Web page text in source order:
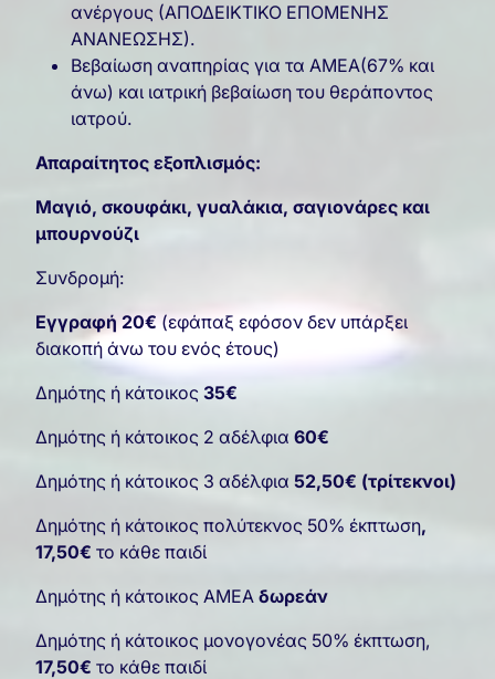
ανέργους (ΑΠΟΔΕΙΚΤΙΚΟ ΕΠΟΜΕΝΗΣ
ΑΝΑΝΕΩΣΗΣ).
Βεβαίωση αναπηρίας για τα ΑΜΕΑ(67% και
άνω) και ιατρική βεβαίωση του θεράποντος
ιατρού.
Απαραίτητος εξοπλισμός:
Μαγιό, σκουφάκι, γυαλάκια, σαγιονάρες και
μπουρνούζι
Συνδρομή:
Εγγραφή 20€ (εφάπαξ εφόσον δεν υπάρξει
διακοπή άνω του ενός έτους)
Δημότης ή κάτοικος 35€
Δημότης ή κάτοικος 2 αδέλφια 60€
Δημότης ή κάτοικος 3 αδέλφια 52,50€ (τρίτεκνοι)
Δημότης ή κάτοικος πολύτεκνος 50% έκπτωση,
17,50€ το κάθε παιδί
Δημότης ή κάτοικος ΑΜΕΑ δωρεάν
Δημότης ή κάτοικος μονογονέας 50% έκπτωση,
17,50€ το κάθε παιδί